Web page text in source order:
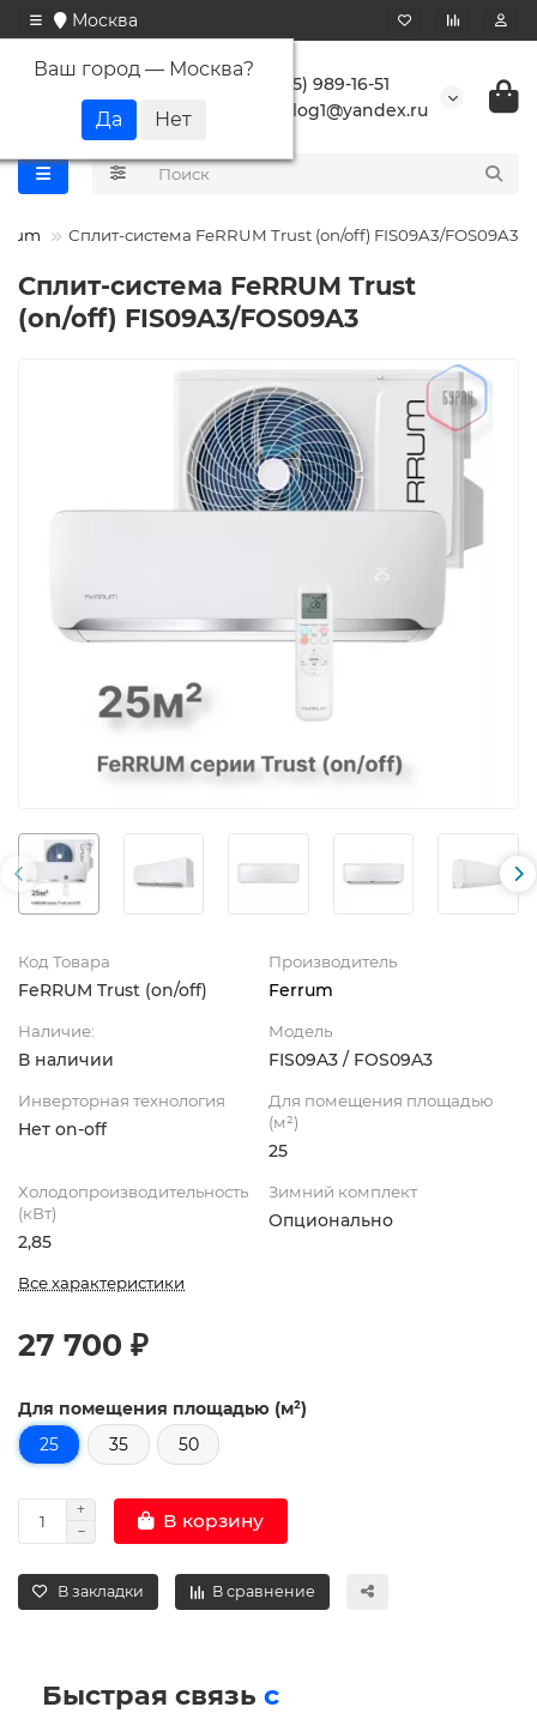
Москва
Ваш город — Москва?
+7 (495) 989-16-51
buranlog1@yandex.ru
Сплит-система FeRRUM Trust (on/off) FIS09A3/FOS09A3
Сплит-система FeRRUM Trust
(on/off) FIS09A3/FOS09A3
Код Товара
FeRRUM Trust (on/off)
Производитель
Ferrum
Наличие:
В наличии
Модель
FIS09A3 / FOS09A3
Инверторная технология
Нет on-off
Для помещения площадью
(м²)
25
Холодопроизводительность
(кВт)
2,85
Зимний комплект
Опционально
Все характеристики
27 700 ₽
Для помещения площадью (м²)
25
35 50
В корзину
В закладки В сравнение
Быстрая связь с